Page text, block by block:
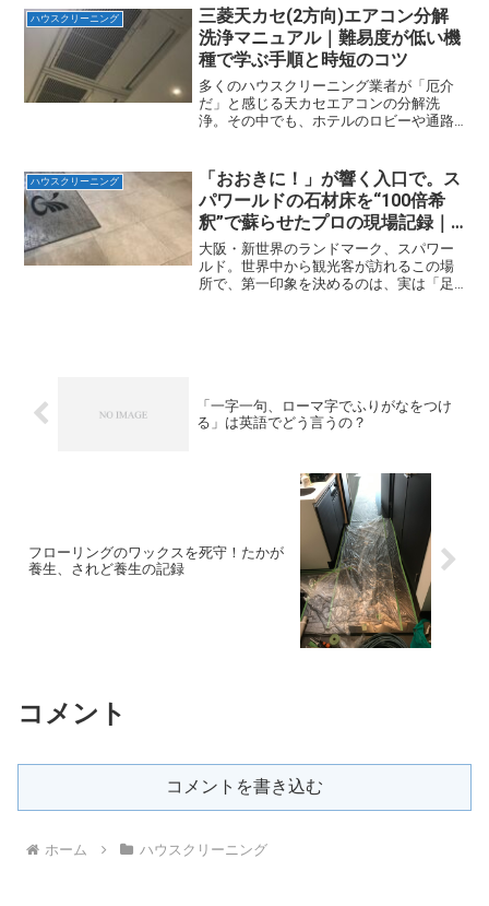
終わらせて早く帰るのが正義」だと信じ
て疑いませんでした。...
ハウスクリーニング
三菱天カセ(2方向)エアコン分解
洗浄マニュアル｜難易度が低い機
種で学ぶ手順と時短のコツ
多くのハウスクリーニング業者が「厄介
だ」と感じる天カセエアコンの分解洗
浄。その中でも、ホテルのロビーや通路
ご存知でしょうか？この記事は、長年現
場で天カセ洗浄を経験して...
ハウスクリーニング
「おおきに！」が響く入口で。ス
パワールドの石材床を“100倍希
釈”で蘇らせたプロの現場記録｜
Professional Cleaning Method
大阪・新世界のランドマーク、スパワー
ルド。世界中から観光客が訪れるこの場
所で、第一印象を決めるのは、実は「足
「一字一句、ローマ字でふりがなをつけ
る」は英語でどう言うの？
フローリングのワックスを死守！たかが
養生、されど養生の記録
コメント
コメントを書き込む
ホーム ハウスクリーニング